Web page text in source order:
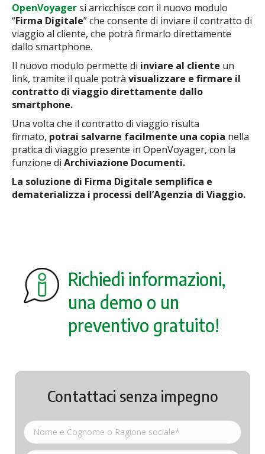
OpenVoyagersi arricchisce con il nuovo modulo
“Firma Digitale” che consente di inviare il contratto di
viaggio al cliente, che potrà firmarlo direttamente
dallo smartphone.
Il nuovo modulo permette di inviare al cliente un
link, tramite il quale potrà visualizzare e firmare il
contratto di viaggio direttamente dallo
smartphone.
Una volta che il contratto di viaggio risulta
firmato, potrai salvarne facilmente una copia nella
pratica di viaggio presente in OpenVoyager, con la
funzione di Archiviazione Documenti.
La soluzione di Firma Digitale semplifica e
dematerializza i processi dell’Agenzia di Viaggio.
Richiedi informazioni,
una demo o un
preventivo gratuito!
Contattaci senza impegno